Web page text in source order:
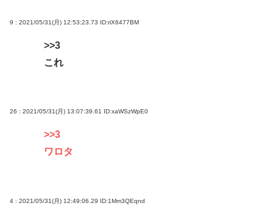
9 : 2021/05/31(月) 12:53:23.73 ID:riX6477BM
>>3
これ
26 : 2021/05/31(月) 13:07:39.61 ID:xaWSzWpE0
>>3
ワロタ
4 : 2021/05/31(月) 12:49:06.29 ID:1Mm3QEqnd